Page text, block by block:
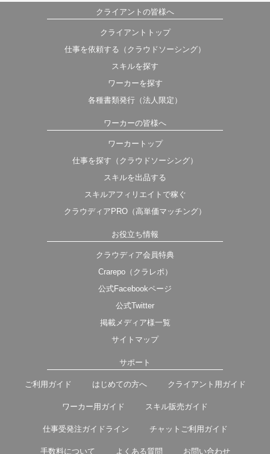
クライアントの皆様へ
クライアントトップ
仕事を依頼する（クラウドソーシング）
スキルを探す
ワーカーを探す
各種書類発行（法人限定）
ワーカーの皆様へ
ワーカートップ
仕事を探す（クラウドソーシング）
スキルを出品する
スキルアフィリエイトで稼ぐ
クラウディアPRO（高単価マッチング）
お役立ち情報
クラウディア会員特典
Crarepo（クラレポ）
公式Facebookページ
公式Twitter
掲載メディア様一覧
サイトマップ
サポート
ご利用ガイド はじめての方へ クライアント用ガイド
ワーカー用ガイド スキル販売ガイド
仕事受発注ガイドライン チャットご利用ガイド
手数料について よくある質問 お問い合わせ